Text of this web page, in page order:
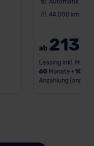
44.000 km
ab 213
Leasing inkl. MwSt.
60Monate •
Anzahlung